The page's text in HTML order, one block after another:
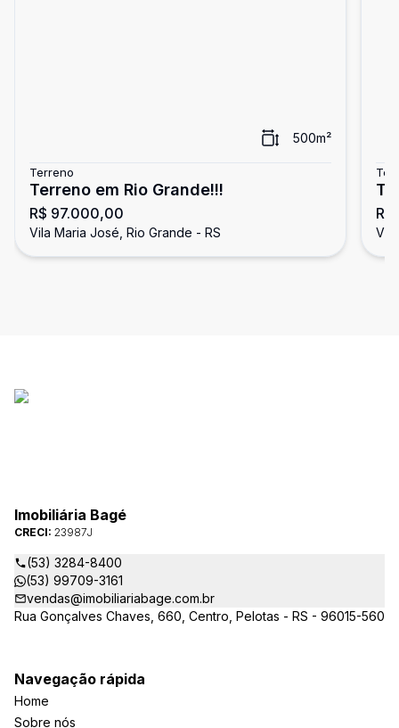
500m²
Terreno
Terreno em Rio Grande!!!
R$ 97.000,00
Vila Maria José, Rio Grande - RS
Imobiliária Bagé
CRECI: 23987J
(53) 3284-8400
(53) 99709-3161
vendas@imobiliariabage.com.br
Rua Gonçalves Chaves, 660, Centro, Pelotas - RS - 96015-560
Navegação rápida
Home
Sobre nós